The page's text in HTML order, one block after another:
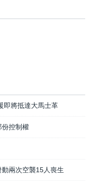
即將抵達大馬士革
份控制權
兩次空襲15人喪生